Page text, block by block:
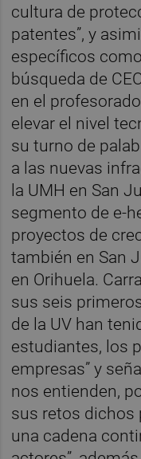
cultura de
patentes”, y
específicos
búsqueda de
en el
elevar el nivel
su turno de
a las nuevas
la UMH en San
segmento de e-
proyectos de
también en San
en Orihuela.
sus seis
de la UV han
estudiantes, los
empresas” y
nos entienden,
sus retos dichos
una cadena